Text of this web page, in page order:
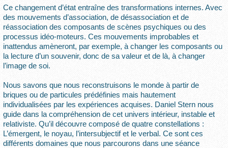
Ce changement d’état entraîne des transformations internes. Avec
des mouvements d’association, de désassociation et de
réassociation des composants de scènes psychiques ou des
processus idéo-moteurs. Ces mouvements improbables et
inattendus amèneront, par exemple, à changer les composants ou
la lecture d’un souvenir, donc de sa valeur et de là, à changer
l’image de soi.
Nous savons que nous reconstruisons le monde à partir de
briques ou de particules prédéfinies mais hautement
individualisées par les expériences acquises. Daniel Stern nous
guide dans la compréhension de cet univers intérieur, instable et
relativiste. Qu’il découvre composé de quatre constellations :
L’émergent, le noyau, l’intersubjectif et le verbal. Ce sont ces
différents domaines que nous parcourons dans une séance